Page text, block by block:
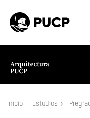
Inicio Estudios